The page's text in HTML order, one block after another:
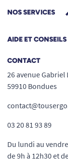
NOS SERVICES
AIDE ET CONSEILS
CONTACT
26 avenue
59910 Bondues
03 20 81 93 89
Du lundi au
de 9h à 12h30 et